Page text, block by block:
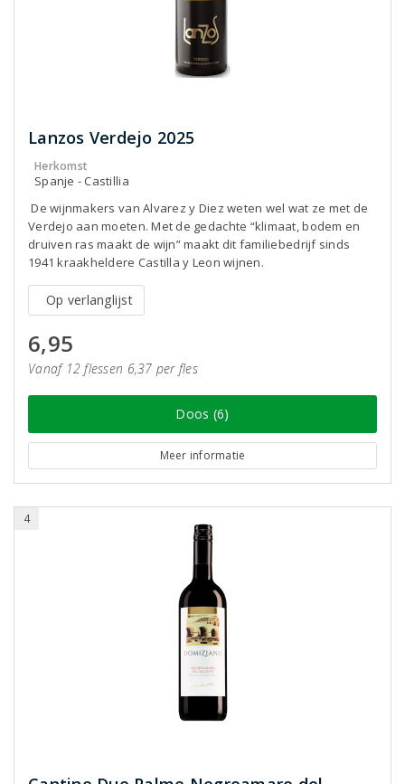
Lanzos Verdejo 2025
Herkomst
Spanje - Castillia
De wijnmakers van Alvarez y Diez weten wel wat ze met de
Verdejo aan moeten. Met de gedachte “klimaat, bodem en
druiven ras maakt de wijn” maakt dit familiebedrijf sinds
1941 kraakheldere Castilla y Leon wijnen.
Op verlanglijst
6,95
Vanaf 12 flessen 6,37 per fles
Doos (6)
Meer informatie
4